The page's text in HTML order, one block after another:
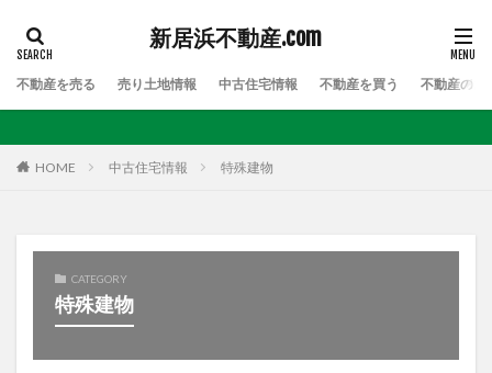
新居浜不動産.com
不動産を売る 売り土地情報 中古住宅情報 不動産を買う 不動産のお
HOME 中古住宅情報 特殊建物
CATEGORY
特殊建物